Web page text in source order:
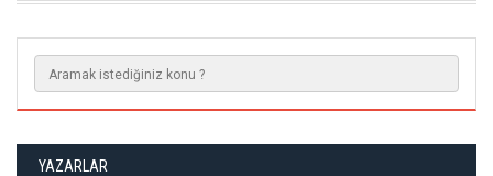
YAZARLAR